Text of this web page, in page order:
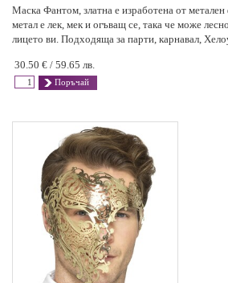
Маска Фантом, златна е изработена от
метал е лек, мек и огъващ се, така че може
лицето ви. Подходяща за парти, карнавал,
30.50 € 59.65 лв.
Поръчай